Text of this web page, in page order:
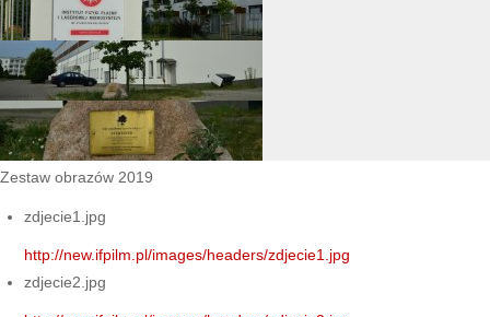
Zestaw obrazów 2019
zdjecie1.jpg
http://new.ifpilm.pl/images/headers/zdjecie1.jpg
zdjecie2.jpg